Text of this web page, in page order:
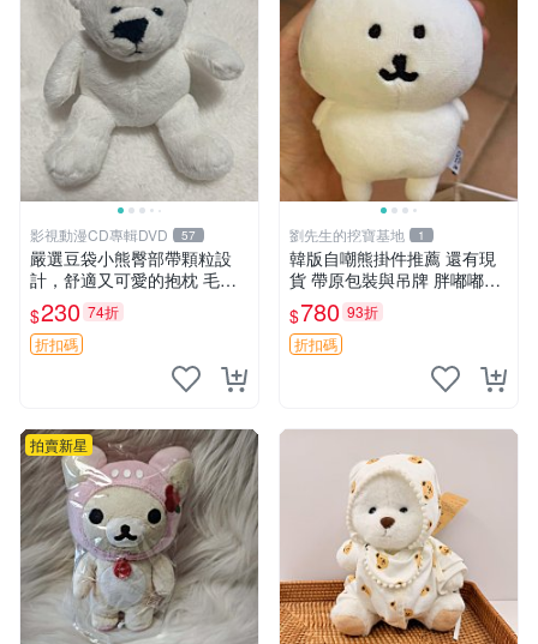
影視動漫CD專輯DVD 57
嚴選豆袋小熊臀部帶顆粒設
計，舒適又可愛的抱枕 毛絨
抱枕、臀部按摩、坐墊
$230 74折
折扣碼
劉先生的挖寶基地 1
韓版自嘲熊掛件推薦 還有現
貨 帶原包裝與吊牌 胖嘟嘟超
可愛 毛絨手感佳 小熊掛件 自
嘲抱枕 小熊抱枕
$780 93折
折扣碼
拍賣新星